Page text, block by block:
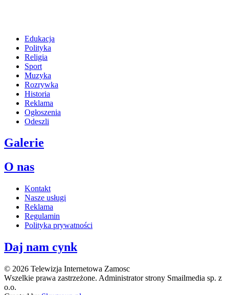
Edukacja
Polityka
Religia
Sport
Muzyka
Rozrywka
Historia
Reklama
Ogłoszenia
Odeszli
Galerie
O nas
Kontakt
Nasze usługi
Reklama
Regulamin
Polityka prywatności
Daj nam cynk
© 2026 Telewizja Internetowa Zamosc
Wszelkie prawa zastrzeżone. Administrator strony Smailmedia sp. z
o.o.